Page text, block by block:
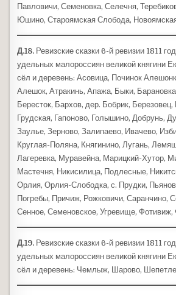
Павловичи, Семеновка, Селечня,
Юшино, Староямская Слобода,
Д.18. Ревизские сказки 6-й ревизии 1811
удельных малороссиян великой княгини
сёл и деревень: Асовица, Починок
Алешок, Атракинь, Апажа, Быки,
Бересток, Бархов, дер. Бобрик, Березовец,
Грудская, Гапоново, Голышино, Добрунь,
Заулье, Зерново, Залипаево, Ивачево,
Круглая-Поляна, Княгинино, Лугань,
Лагеревка, Муравейна, Марицкий-Хутор,
Мастечня, Никисилица, Подлесные,
Орлия, Орлия-Слободка, с. Прудки,
Погребы, Причиж, Рожковичи, Саранчино,
Сенное, Семеновское, Угревище,
Д.19. Ревизские сказки 6-й ревизии 1811
удельных малороссиян великой княгини
сёл и деревень: Чемлыж, Шарово,